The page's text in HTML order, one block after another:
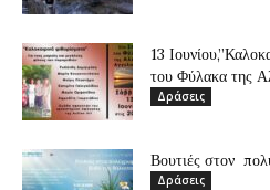
13
του Φύλακα της
Δράσεις
Βουτιές στον
Δράσεις